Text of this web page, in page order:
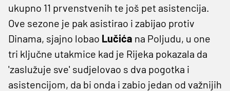
ukupno 11 prvenstvenih te još pet asistencija.
Ove sezone je pak asistirao i zabijao protiv
Dinama, sjajno lobao Lučića na Poljudu, u one
tri ključne utakmice kad je Rijeka pokazala da
'zaslužuje sve' sudjelovao s dva pogotka i
asistencijom, da bi onda i zabio jedan od važnijih